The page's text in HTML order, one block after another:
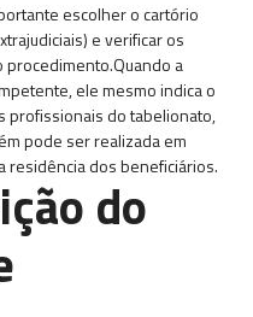
escolher o cartório
e verificar os
procedimento.Quando a
ele mesmo indica o
profissionais do tabelionato,
pode ser realizada em
residência dos beneficiários.
do